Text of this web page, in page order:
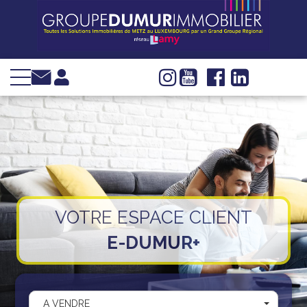
VENTE
LOCATION
INVESTIR
IMMOBILIER
D'ENTREPRISE
GESTION
SYNDIC
WEB TV
Actualités
Nous trouver
VOTRE ESPACE CLIENT
E-DUMUR+
A VENDRE